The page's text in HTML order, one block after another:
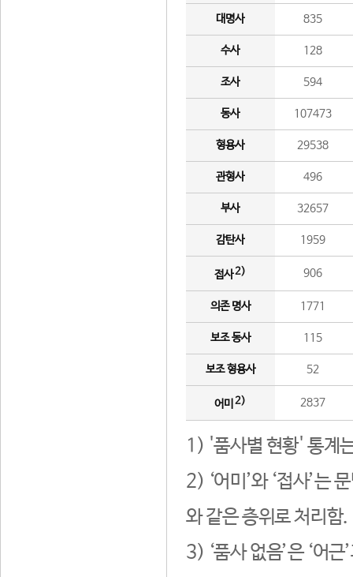
대명사 835
수사 128
조사 594
동사 107473
형용사 29538
관형사 496
부사 32657
감탄사 1959
접사2) 906
의존 명사 1771
보조 동사 115
보조 형용사 52
어미 2) 2837
1) '품사별 현황' 통계
2) ‘어미’와 ‘접사’는
와 같은 층위로 처리함.
3) ‘품사 없음’은 ‘어